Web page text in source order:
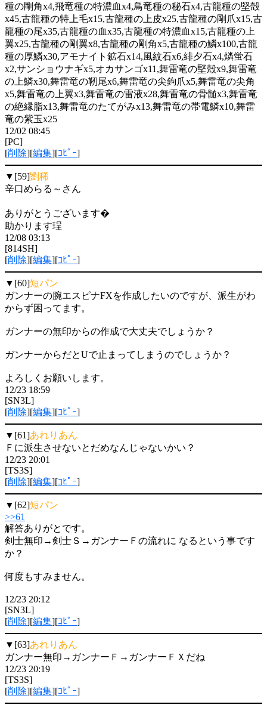
種の剛角x4,飛竜種の特濃血x4,鳥竜種の秘石x4,古龍種の堅殻
x45,古龍種の特上毛x15,古龍種の上皮x25,古龍種の剛爪x15,古
龍種の尾x35,古龍種の血x35,古龍種の特濃血x15,古龍種の上
翼x25,古龍種の剛翼x8,古龍種の剛角x5,古龍種の鱗x100,古龍
種の厚鱗x30,アモナイト鉱石x14,風紋石x6,緋夕石x4,燐蛍石
x2,サンショウナギx5,オカサンゴx11,舞雷竜の堅殻x9,舞雷竜
の上鱗x30,舞雷竜の靭尾x6,舞雷竜の尖鉤爪x5,舞雷竜の尖角
x5,舞雷竜の上翼x3,舞雷竜の雷液x28,舞雷竜の骨髄x3,舞雷竜
の絶縁脂x13,舞雷竜のたてがみx13,舞雷竜の帯電鱗x10,舞雷
竜の紫玉x25
12/02 08:45
[PC]
[削除][編集][ｺﾋﾟｰ]
▼[59]劉稀
辛口めらる～さん
ありがとうございます�
助かります珵
12/08 03:13
[814SH]
[削除][編集][ｺﾋﾟｰ]
▼[60]短パン
ガンナーの腕エスピナFXを作成したいのですが、派生がわ
からず困ってます。
ガンナーの無印からの作成で大丈夫でしょうか？
ガンナーからだとUで止まってしまうのでしょうか？
よろしくお願いします。
12/23 18:59
[SN3L]
[削除][編集][ｺﾋﾟｰ]
▼[61]あれりあん
Ｆに派生させないとだめなんじゃないかい？
12/23 20:01
[TS3S]
[削除][編集][ｺﾋﾟｰ]
▼[62]短パン
>>61
解答ありがとです。
剣士無印→剣士Ｓ→ガンナーＦの流れに なるという事です
か？
何度もすみません。
12/23 20:12
[SN3L]
[削除][編集][ｺﾋﾟｰ]
▼[63]あれりあん
ガンナー無印→ガンナーＦ→ガンナーＦＸだね
12/23 20:19
[TS3S]
[削除][編集][ｺﾋﾟｰ]